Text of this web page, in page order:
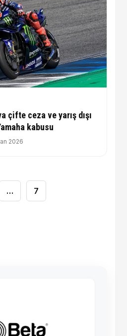
çifte ceza ve yarış dışı
kabusu
2026
… 7